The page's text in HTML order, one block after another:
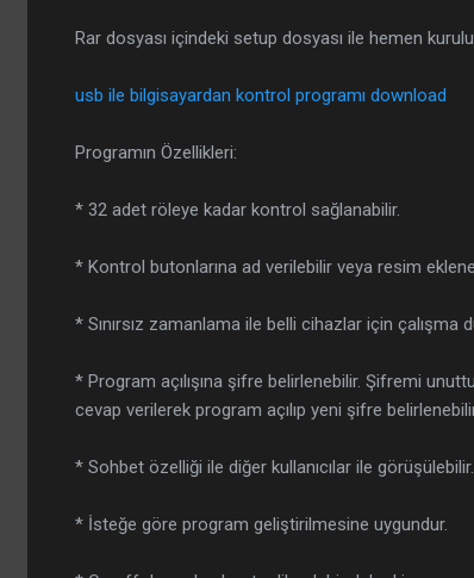
Rar dosyası içindeki setup dosyası ile hemen
usb ile bilgisayardan kontrol programı download
Programın Özellikleri:
* 32 adet röleye kadar kontrol sağlanabilir.
* Kontrol butonlarına ad verilebilir veya resim
* Sınırsız zamanlama ile belli cihazlar için çalışma
* Program açılışına şifre belirlenebilir. Şifremi
cevap verilerek program açılıp yeni şifre
* Sohbet özelliği ile diğer kullanıcılar ile görüşülebilir.
* İsteğe göre program geliştirilmesine uygundur.